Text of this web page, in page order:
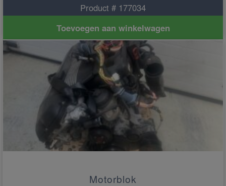
Product # 177034
Toevoegen aan winkelwagen
Motorblok